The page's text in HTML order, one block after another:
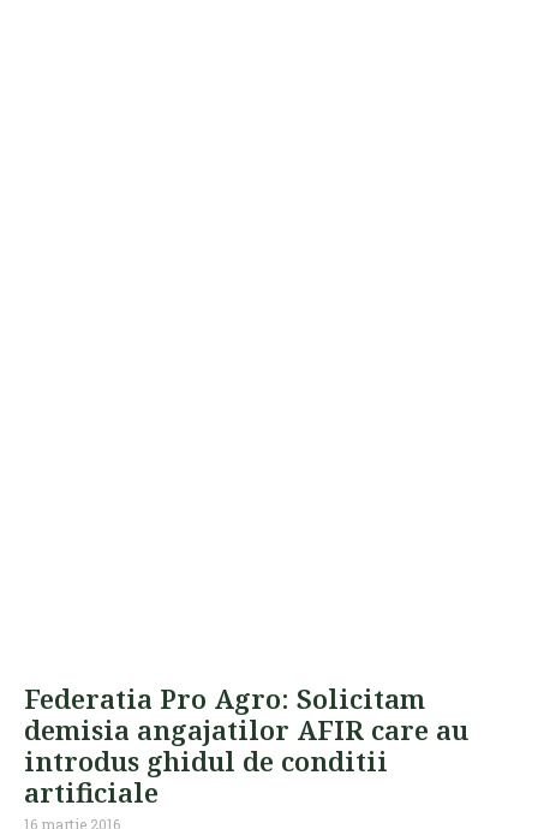
Federatia Pro Agro: Solicitam
demisia angajatilor AFIR care au
introdus ghidul de conditii
artificiale
16 martie 2016